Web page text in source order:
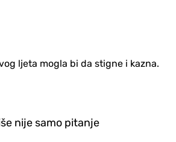
ljeta mogla bi da stigne i kazna.
nije samo pitanje